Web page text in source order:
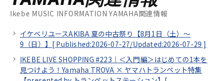
Ikebe MUSIC INFORMATION YAMAHA関連情報
イケベリユースAKIBA 夏の中古祭り【8月1日（土）～
9（日）】[ Published:2026-07-27/Updated:2026-07-29 ]
IKEBE LIVE SHOPPING #223｜＜入門編＞はじめての1本を
見つけよう！Yamaha TROVA × ヤマハトランペット特集